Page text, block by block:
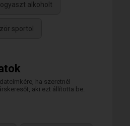
alkoholt
sportol
ha szeretnél
aki ezt állította be.